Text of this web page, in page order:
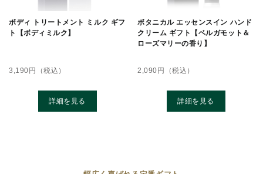
ボディ トリートメント ミルク ギフ
ト【ボディミルク】
3,190 円（税込）
詳細を見る
ボタニカル エッセンスイン ハンド
クリーム ギフト【ベルガモット＆
ローズマリーの香り】
2,090 円（税込）
詳細を見る